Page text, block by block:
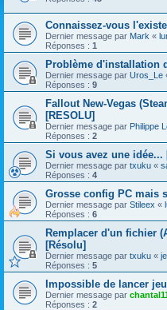
Connaissez-vous
Dernier message par Mark «
Réponses : 1
Problème d'installation
Dernier message par Uros_Le
Réponses : 9
Fallout New-Vegas
[RESOLU]
Dernier message par Philippe
Réponses : 2
Si vous avez une
Dernier message par txuku «
Réponses : 4
Grosse config PC mais
Dernier message par Stileex «
Réponses : 6
Remplacer d'un fichier
[Résolu]
Dernier message par txuku «
Réponses : 5
Impossible de lancer
Dernier message par
Réponses : 2